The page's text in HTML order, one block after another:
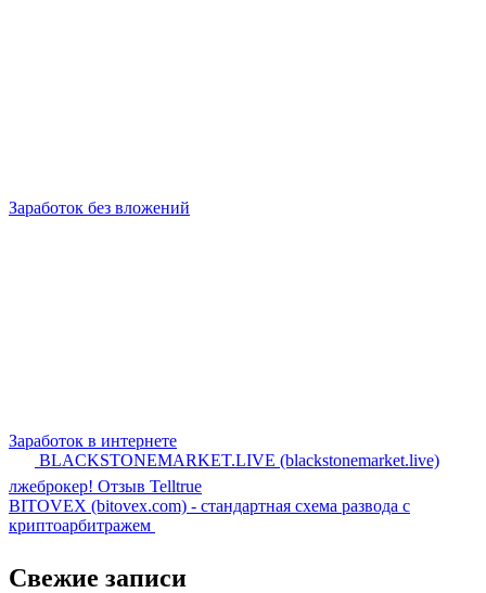
Заработок без вложений
Заработок в интернете
BLACKSTONEMARKET.LIVE (blackstonemarket.live)
лжеброкер! Отзыв Telltrue
BITOVEX (bitovex.com) - стандартная схема развода с
криптоарбитражем
Свежие записи